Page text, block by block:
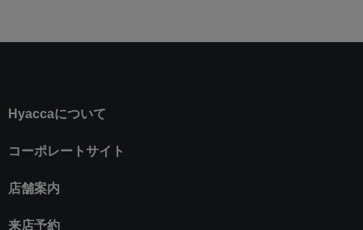
Hyaccaについて
コーポレートサイト
店舗案内
来店予約